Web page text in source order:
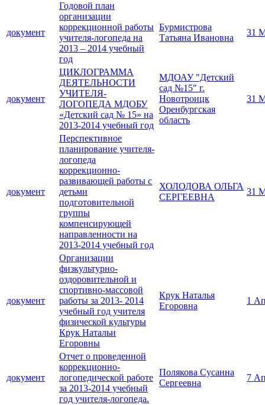
документ
Годовой план
организации
коррекционной работы
учителя-логопеда на
2013 – 2014 учебный
год
Бурмистрова
Татьяна Ивановна
31
документ
ЦИКЛОГРАММА
ДЕЯТЕЛЬНОСТИ
УЧИТЕЛЯ-
ЛОГОПЕДА МДОБУ
«Детский сад № 15» на
2013-2014 учебный год
МДОАУ "Детский
сад №15" г.
Новотроицк
Оренбургская
область
31
документ
Перспективное
планирование учителя-
логопеда
коррекционно-
развивающей работы с
детьми
подготовительной
группы
компенсирующей
направленности на
2013-2014 учебный год
ХОЛОДОВА ОЛЬГА
СЕРГЕЕВНА
31
документ
Организации
физкультурно-
оздоровительной и
спортивно-массовой
работы за 2013- 2014
учебный год учителя
физической культуры
Крук Натальи
Егоровны
Крук Наталья
Егоровна
1
документ
Отчет о проведенной
коррекционно-
логопедической работе
за 2013-2014 учебный
год учителя-логопеда.
Полякова Сусанна
Сергеевна
7